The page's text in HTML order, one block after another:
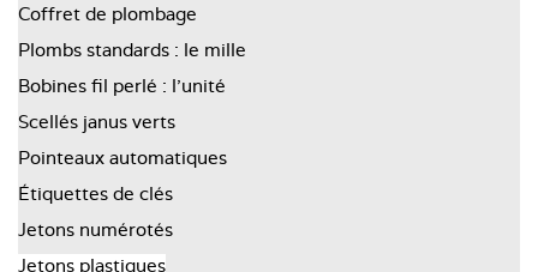
Coffret de plombage
Plombs standards : le mille
Bobines fil perlé : l’unité
Scellés janus verts
Pointeaux automatiques
Étiquettes de clés
Jetons numérotés
Jetons plastiques